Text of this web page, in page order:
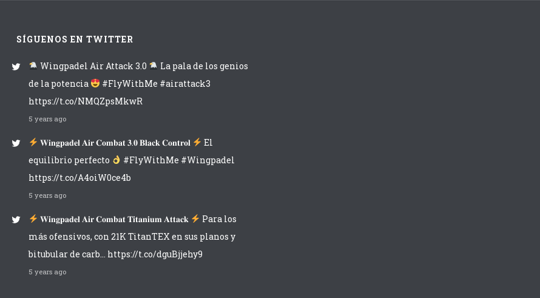
SÍGUENOS EN TWITTER
Wingpadel Air Attack 3.0
La pala de los genios
de la potencia
#FlyWithMe #airattack3
https://t.co/NMQZpsMkwR
5 years ago
𝐖𝐢𝐧𝐠𝐩𝐚𝐝𝐞𝐥 𝐀𝐢𝐫 𝐂𝐨𝐦𝐛𝐚𝐭 𝟑.𝟎 𝐁𝐥𝐚𝐜𝐤 𝐂𝐨𝐧𝐭𝐫𝐨𝐥
El
equilibrio perfecto
#FlyWithMe #Wingpadel
https://t.co/A4oiW0ce4b
5 years ago
𝐖𝐢𝐧𝐠𝐩𝐚𝐝𝐞𝐥 𝐀𝐢𝐫 𝐂𝐨𝐦𝐛𝐚𝐭 𝐓𝐢𝐭𝐚𝐧𝐢𝐮𝐦 𝐀𝐭𝐭𝐚𝐜𝐤
Para los
más ofensivos, con 21K TitanTEX en sus planos y
bitubular de carb… https://t.co/dguBjjehy9
5 years ago